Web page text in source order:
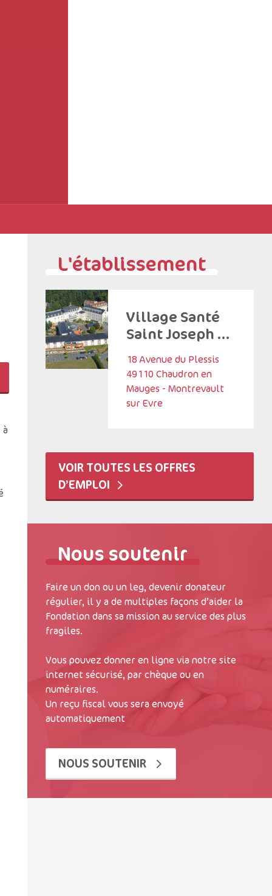
à
L'établissement
Village Santé
Saint Joseph –
Chaudron en
Mauges (49)
18 Avenue du Plessis
49110 Chaudron en
Mauges - Montrevault
sur Evre
VOIR TOUTES LES OFFRES
D’EMPLOI
Nous soutenir
Faire un don ou un leg, devenir donateur
régulier, il y a de multiples façons d’aider la
Fondation dans sa mission au service des plus
fragiles.
Vous pouvez donner en ligne via notre site
internet sécurisé, par chèque ou en
numéraires.
Un reçu fiscal vous sera envoyé
automatiquement
NOUS SOUTENIR